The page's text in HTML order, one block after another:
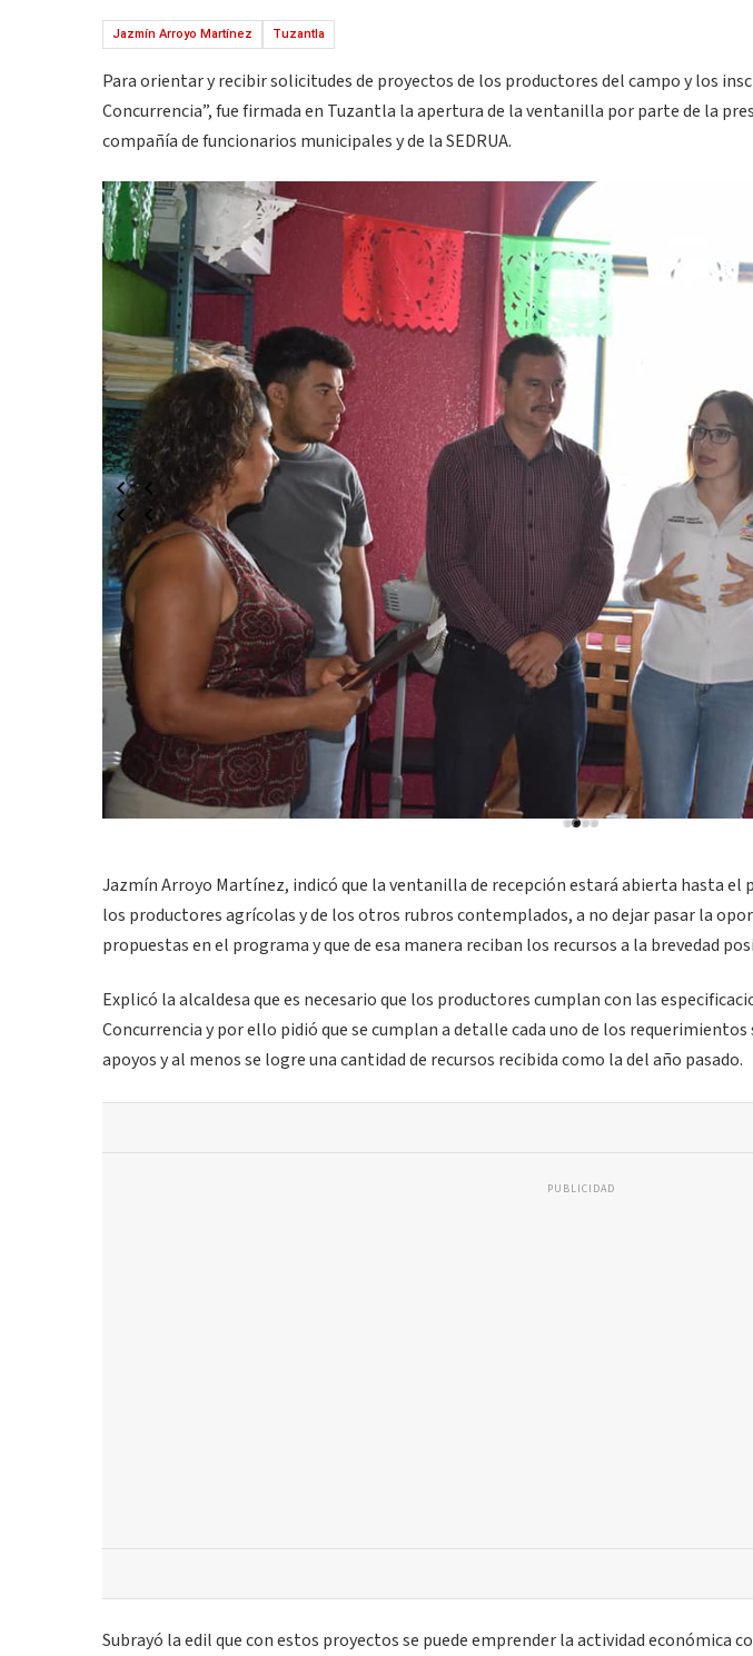
Jazmín Arroyo Martínez Tuzantla
Para orientar y recibir solicitudes de proyectos de los productores del campo y los
Concurrencia”, fue firmada en Tuzantla la apertura de la ventanilla por parte de la
compañía de funcionarios municipales y de la SEDRUA.
Jazmín Arroyo Martínez, indicó que la ventanilla de recepción estará abierta hasta el
los productores agrícolas y de los otros rubros contemplados, a no dejar pasar la
propuestas en el programa y que de esa manera reciban los recursos a la brevedad
Explicó la alcaldesa que es necesario que los productores cumplan con las
Concurrencia y por ello pidió que se cumplan a detalle cada uno de los
apoyos y al menos se logre una cantidad de recursos recibida como la del año pasado.
PUBLICIDAD
Subrayó la edil que con estos proyectos se puede emprender la actividad económica